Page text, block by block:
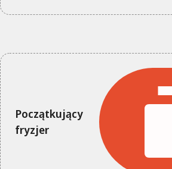
Początkujący
fryzjer